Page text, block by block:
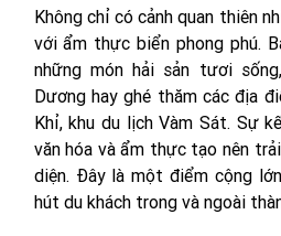
Không chỉ có cảnh quan thiên
với ẩm thực biển phong phú.
những món hải sản tươi
Dương hay ghé thăm các địa
Khỉ, khu du lịch Vàm Sát. Sự
văn hóa và ẩm thực tạo nên
diện. Đây là một điểm cộng
hút du khách trong và ngoài